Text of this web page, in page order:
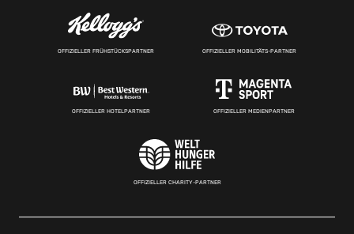
OFFIZIELLER FRÜHSTÜCKSPARTNER OFFIZIELLER MOBILITÄTS-PARTNER
OFFIZIELLER HOTELPARTNER OFFIZIELLER MEDIENPARTNER
OFFIZIELLER CHARITY-PARTNER